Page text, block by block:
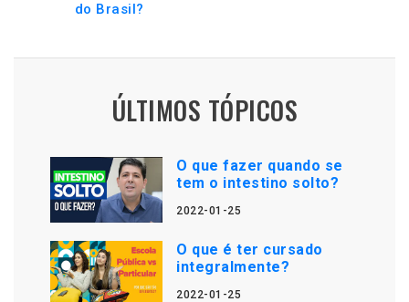
do Brasil?
ÚLTIMOS TÓPICOS
O que fazer quando se
tem o intestino solto?
2022-01-25
O que é ter cursado
integralmente?
2022-01-25